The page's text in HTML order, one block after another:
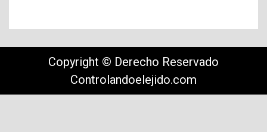
Copyright © Derecho Reservado
Controlandoelejido.com